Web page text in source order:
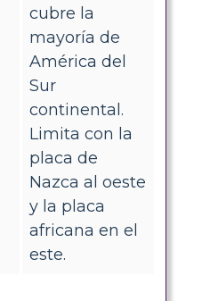
cubre la
mayoría de
América del
Sur
continental.
Limita con la
placa de
Nazca al oeste
y la placa
africana en el
este.